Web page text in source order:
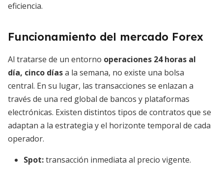
eficiencia.
Funcionamiento del mercado Forex
Al tratarse de un entorno operaciones 24 horas al
día, cinco díasa la semana, no existe una bolsa
central. En su lugar, las transacciones se enlazan a
través de una red global de bancos y plataformas
electrónicas. Existen distintos tipos de contratos que se
adaptan a la estrategia y el horizonte temporal de cada
operador.
Spot:transacción inmediata al precio vigente.